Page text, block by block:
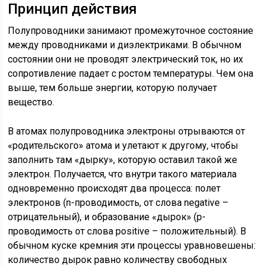
Принцип действия
Полупроводники занимают промежуточное состояние
между проводниками и диэлектриками. В обычном
состоянии они не проводят электрический ток, но их
сопротивление падает с ростом температуры. Чем она
выше, тем больше энергии, которую получает
вещество.
В атомах полупроводника электроны отрываются от
«родительского» атома и улетают к другому, чтобы
заполнить там «дырку», которую оставил такой же
электрон. Получается, что внутри такого материала
одновременно происходят два процесса: полет
электронов (n-проводимость, от слова negative –
отрицательный), и образование «дырок» (p-
проводимость от слова positive – положительный). В
обычном куске кремния эти процессы уравновешены:
количество дырок равно количеству свободных